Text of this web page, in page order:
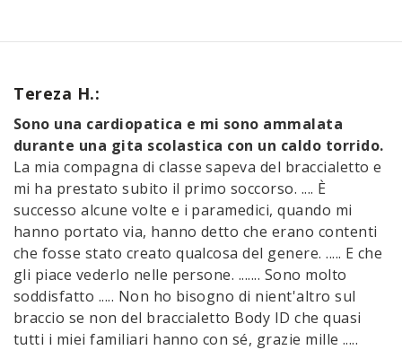
Tereza H.:
Sono una cardiopatica e mi sono ammalata
durante una gita scolastica con un caldo torrido.
La mia compagna di classe sapeva del braccialetto e
mi ha prestato subito il primo soccorso. .... È
successo alcune volte e i paramedici, quando mi
hanno portato via, hanno detto che erano contenti
che fosse stato creato qualcosa del genere. ..... E che
gli piace vederlo nelle persone. ....... Sono molto
soddisfatto ..... Non ho bisogno di nient'altro sul
braccio se non del braccialetto Body ID che quasi
tutti i miei familiari hanno con sé, grazie mille .....